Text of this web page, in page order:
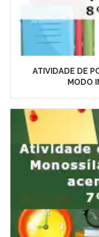
ATIVIDADE DE
MODO